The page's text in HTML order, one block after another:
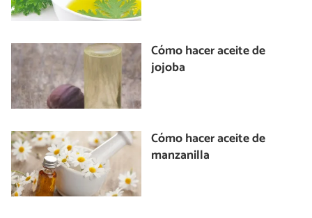
Cómo hacer aceite de
jojoba
Cómo hacer aceite de
manzanilla